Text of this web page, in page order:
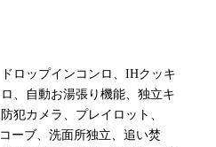
ロップインコンロ、IHクッキ
、自動お湯張り機能、独立キ
犯カメラ、プレイロット、
ーブ、洗面所独立、追い焚